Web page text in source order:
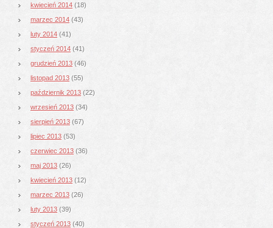
kwiecień 2014 (18)
marzec 2014 (43)
luty 2014 (41)
styczeń 2014 (41)
grudzień 2013 (46)
listopad 2013 (55)
październik 2013 (22)
wrzesień 2013 (34)
sierpień 2013 (67)
lipiec 2013 (53)
czerwiec 2013 (36)
maj 2013 (26)
kwiecień 2013 (12)
marzec 2013 (26)
luty 2013 (39)
styczeń 2013 (40)